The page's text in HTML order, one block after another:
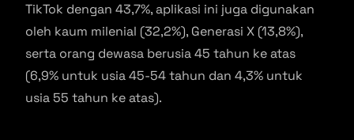
TikTok dengan 43,7%, aplikasi ini juga digunakan
oleh kaum milenial (32,2%), Generasi X (13,8%),
serta orang dewasa berusia 45 tahun ke atas
(6,9% untuk usia 45-54 tahun dan 4,3% untuk
usia 55 tahun ke atas).